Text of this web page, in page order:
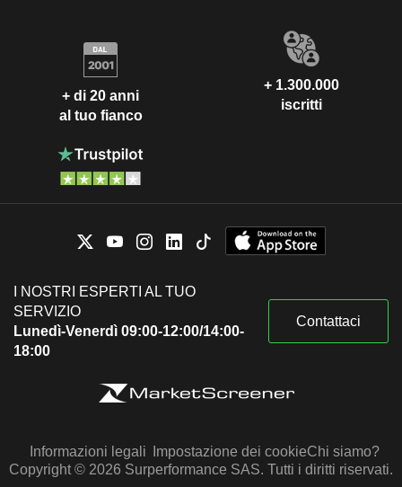
+ di 20 anni
al tuo fianco
+ 1.300.000
iscritti
I NOSTRI ESPERTI AL TUO
SERVIZIO
Lunedì-Venerdì 09:00-12:00/14:00-
18:00
Contattaci
Informazioni legali Impostazione dei cookieChi siamo?
Copyright © 2026 Surperformance SAS. Tutti i diritti riservati.